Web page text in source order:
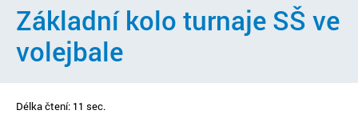
Základní kolo turnaje SŠ ve
volejbale
Délka čtení: 11 sec.